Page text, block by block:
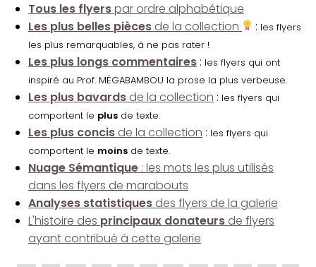
Tous les flyerspar ordre alphabétique
Les plus belles pièces de la collection : les flyers
les plus remarquables, à ne pas rater !
Les plus longs commentaires : les flyers qui ont
inspiré au Prof. MÉGABAMBOU la prose la plus verbeuse.
Les plus bavards de la collection : les flyers qui
comportent le plus de texte.
Les plus concis de la collection : les flyers qui
comportent le moins de texte.
Nuage Sémantique : les mots les plus utilisés
dans les flyers de marabouts
Analyses statistiques des flyers de la galerie
L'histoire des principaux donateurs de flyers
ayant contribué à cette galerie